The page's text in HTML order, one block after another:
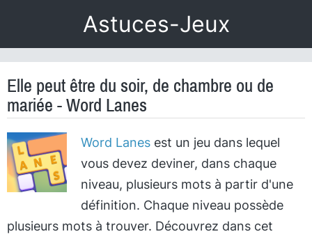
Astuces-Jeux
Elle peut être du soir, de chambre ou de
mariée - Word Lanes
Word Lanesest un jeu dans lequel
vous devez deviner, dans chaque
niveau, plusieurs mots à partir d'une
définition. Chaque niveau possède
plusieurs mots à trouver. Découvrez dans cet